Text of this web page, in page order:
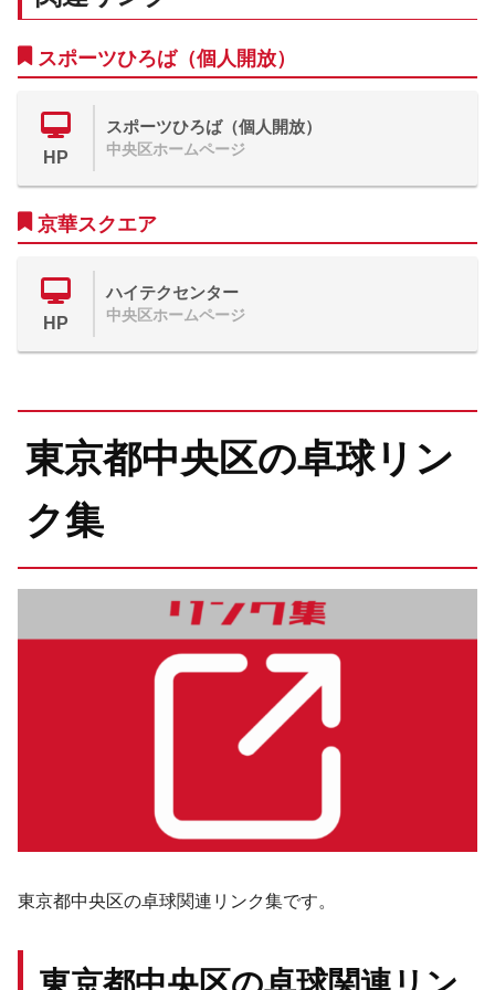
スポーツひろば（個人開放）
HP
スポーツひろば（個人開放）
中央区ホームページ
京華スクエア
HP
ハイテクセンター
中央区ホームページ
東京都中央区の卓球リン
ク集
東京都中央区の卓球関連リンク集です。